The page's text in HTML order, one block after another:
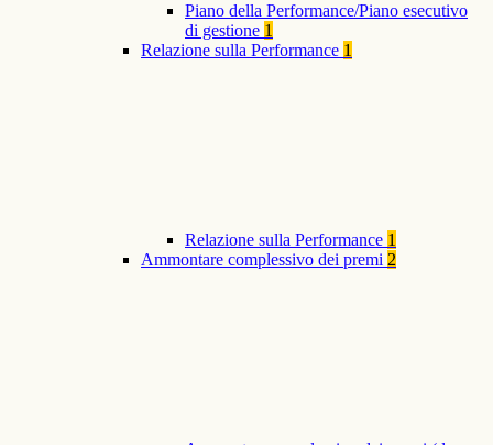
Piano della Performance/Piano esecutivo
di gestione 1
Relazione sulla Performance 1
Relazione sulla Performance 1
Ammontare complessivo dei premi 2